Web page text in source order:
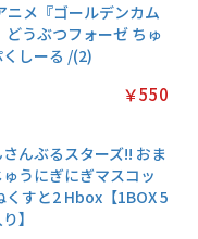
ニメ『ゴールデンカム
どうぶつフォーゼ ちゅ
くしーる /(2)
￥550
さんぶるスターズ!! おま
うにぎにぎマスコッ
くすと2 Hbox【1BOX 5
】